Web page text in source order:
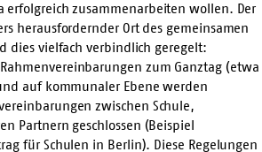
erfolgreich zusammenarbeiten wollen. Der
herausfordernder Ort des gemeinsamen
dies vielfach verbindlich geregelt:
zum Ganztag (etwa
auf kommunaler Ebene werden
zwischen Schule,
Partnern geschlossen (Beispiel
für Schulen in Berlin). Diese Regelungen